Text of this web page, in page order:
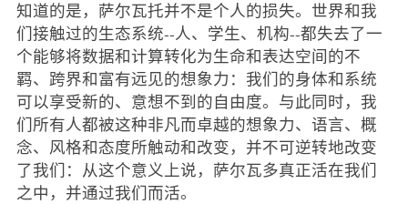
知道的是，萨尔瓦托并不是个人的损失。世界和我
们接触过的生态系统--人、学生、机构--都失去了一
个能够将数据和计算转化为生命和表达空间的不
羁、跨界和富有远见的想象力：我们的身体和系统
可以享受新的、意想不到的自由度。与此同时，我
们所有人都被这种非凡而卓越的想象力、语言、概
念、风格和态度所触动和改变，并不可逆转地改变
了我们：从这个意义上说，萨尔瓦多真正活在我们
之中，并通过我们而活。